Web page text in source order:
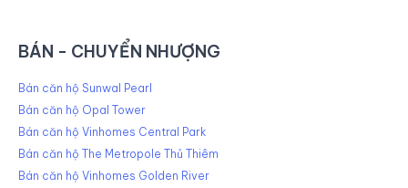
BÁN - CHUYỂN NHƯỢNG
Bán căn hộ Sunwal Pearl
Bán căn hộ Opal Tower
Bán căn hộ Vinhomes Central Park
Bán căn hộ The Metropole Thủ Thiêm
Bán căn hộ Vinhomes Golden River